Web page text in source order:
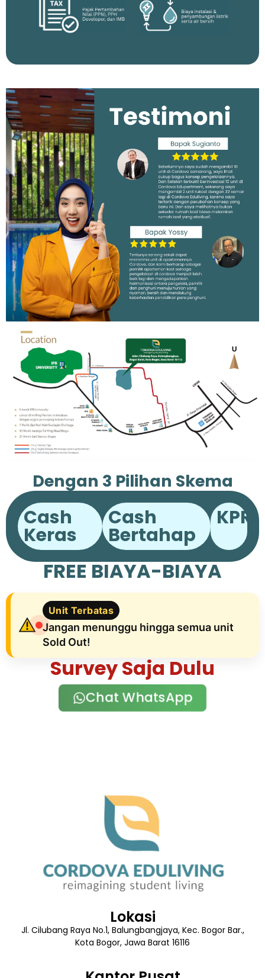
Dengan 3 Pilihan Skema
Pembayaran
Cash
Keras
Cash
Bertahap
KPR
FREE BIAYA-BIAYA
Unit Terbatas
Jangan menunggu hingga semua unit
Sold Out!
Survey Saja Dulu
Chat WhatsApp
Lokasi
Jl. Cilubang Raya No.1, Balungbangjaya, Kec. Bogor Bar.,
Kota Bogor, Jawa Barat 16116